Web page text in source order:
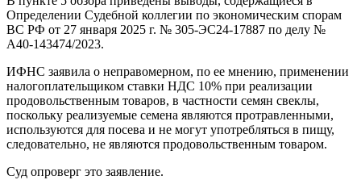
Определении Судебной коллегии по экономическим спорам
ВС РФ от 27 января 2025 г. № 305-ЭС24-17887 по делу №
А40-143474/2023.
ИФНС заявила о неправомерном, по ее мнению, применении
налогоплательщиком ставки НДС 10% при реализации
продовольственным товаров, в частности семян свеклы,
поскольку реализуемые семена являются протравленными,
используются для посева и не могут употребляться в пищу,
следовательно, не являются продовольственным товаром.
Суд опроверг это заявление.